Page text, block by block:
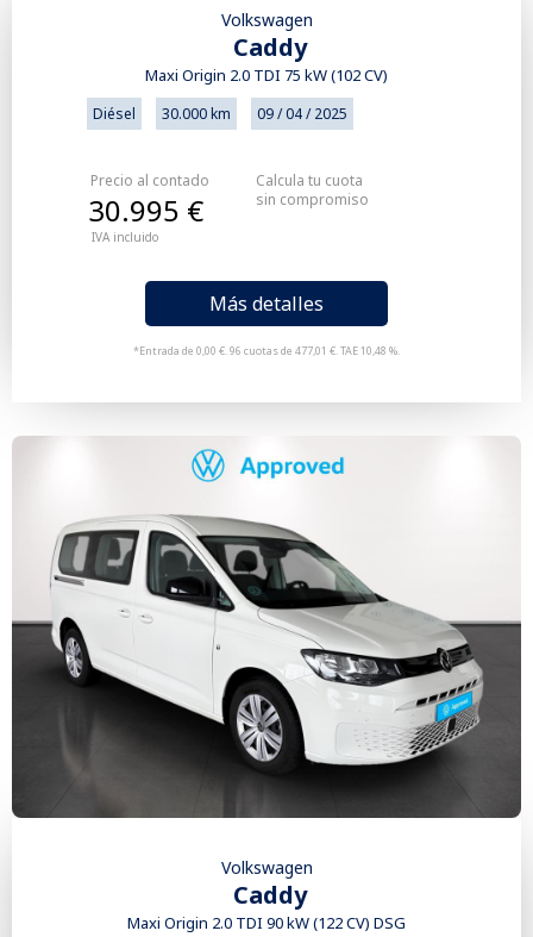
Volkswagen
Caddy
Maxi Origin 2.0 TDI 75 kW (102 CV)
Diésel 30.000 km 09 / 04 / 2025
Precio al contado
IVA incluido
30.995 €
Más detalles
*Entrada de 0,00 €. 96 cuotas de 477,01 €. TAE 10,48 %.
Calcula tu cuota
sin compromiso
Volkswagen
Caddy
Maxi Origin 2.0 TDI 90 kW (122 CV) DSG